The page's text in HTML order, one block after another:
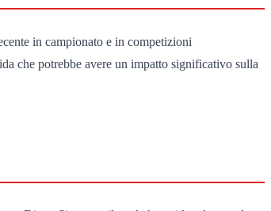
in campionato e in competizioni
che potrebbe avere un impatto significativo sulla